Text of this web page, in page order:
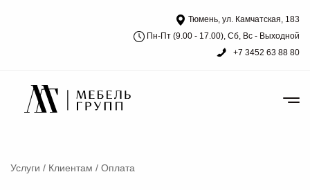
Тюмень, ул. Камчатская, 183
Пн-Пт (9.00 - 17.00), Сб, Вс - Выходной
+7 3452 63 88 80
Услуги / Клиентам / Оплата